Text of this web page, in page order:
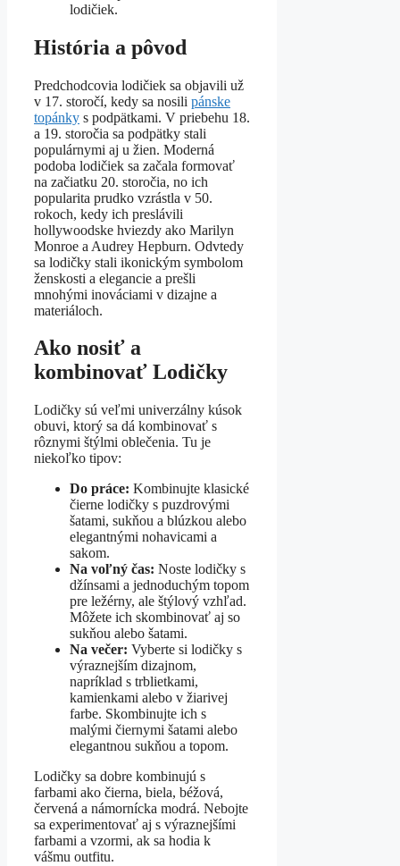
lodičiek.
História a pôvod
Predchodcovia lodičiek sa objavili už
v 17. storočí, kedy sa nosili pánske
topánky s podpätkami. V priebehu 18.
a 19. storočia sa podpätky stali
populárnymi aj u žien. Moderná
podoba lodičiek sa začala formovať
na začiatku 20. storočia, no ich
popularita prudko vzrástla v 50.
rokoch, kedy ich preslávili
hollywoodske hviezdy ako Marilyn
Monroe a Audrey Hepburn. Odvtedy
sa lodičky stali ikonickým symbolom
ženskosti a elegancie a prešli
mnohými inováciami v dizajne a
materiáloch.
Ako nosiť a
kombinovať Lodičky
Lodičky sú veľmi univerzálny kúsok
obuvi, ktorý sa dá kombinovať s
rôznymi štýlmi oblečenia. Tu je
niekoľko tipov:
Do práce: Kombinujte klasické
čierne lodičky s puzdrovými
šatami, sukňou a blúzkou alebo
elegantnými nohavicami a
sakom.
Na voľný čas: Noste lodičky s
džínsami a jednoduchým topom
pre ležérny, ale štýlový vzhľad.
Môžete ich skombinovať aj so
sukňou alebo šatami.
Na večer: Vyberte si lodičky s
výraznejším dizajnom,
napríklad s trblietkami,
kamienkami alebo v žiarivej
farbe. Skombinujte ich s
malými čiernymi šatami alebo
elegantnou sukňou a topom.
Lodičky sa dobre kombinujú s
farbami ako čierna, biela, béžová,
červená a námornícka modrá. Nebojte
sa experimentovať aj s výraznejšími
farbami a vzormi, ak sa hodia k
vášmu outfitu.